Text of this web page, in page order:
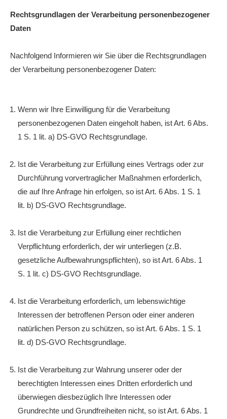
Rechtsgrundlagen der Verarbeitung personenbezogener
Daten
Nachfolgend Informieren wir Sie über die Rechtsgrundlagen
der Verarbeitung personenbezogener Daten:
Wenn wir Ihre Einwilligung für die Verarbeitung
personenbezogenen Daten eingeholt haben, ist Art. 6 Abs.
1 S. 1 lit. a) DS-GVO Rechtsgrundlage.
Ist die Verarbeitung zur Erfüllung eines Vertrags oder zur
Durchführung vorvertraglicher Maßnahmen erforderlich,
die auf Ihre Anfrage hin erfolgen, so ist Art. 6 Abs. 1 S. 1
lit. b) DS-GVO Rechtsgrundlage.
Ist die Verarbeitung zur Erfüllung einer rechtlichen
Verpflichtung erforderlich, der wir unterliegen (z.B.
gesetzliche Aufbewahrungspflichten), so ist Art. 6 Abs. 1
S. 1 lit. c) DS-GVO Rechtsgrundlage.
Ist die Verarbeitung erforderlich, um lebenswichtige
Interessen der betroffenen Person oder einer anderen
natürlichen Person zu schützen, so ist Art. 6 Abs. 1 S. 1
lit. d) DS-GVO Rechtsgrundlage.
Ist die Verarbeitung zur Wahrung unserer oder der
berechtigten Interessen eines Dritten erforderlich und
überwiegen diesbezüglich Ihre Interessen oder
Grundrechte und Grundfreiheiten nicht, so ist Art. 6 Abs. 1